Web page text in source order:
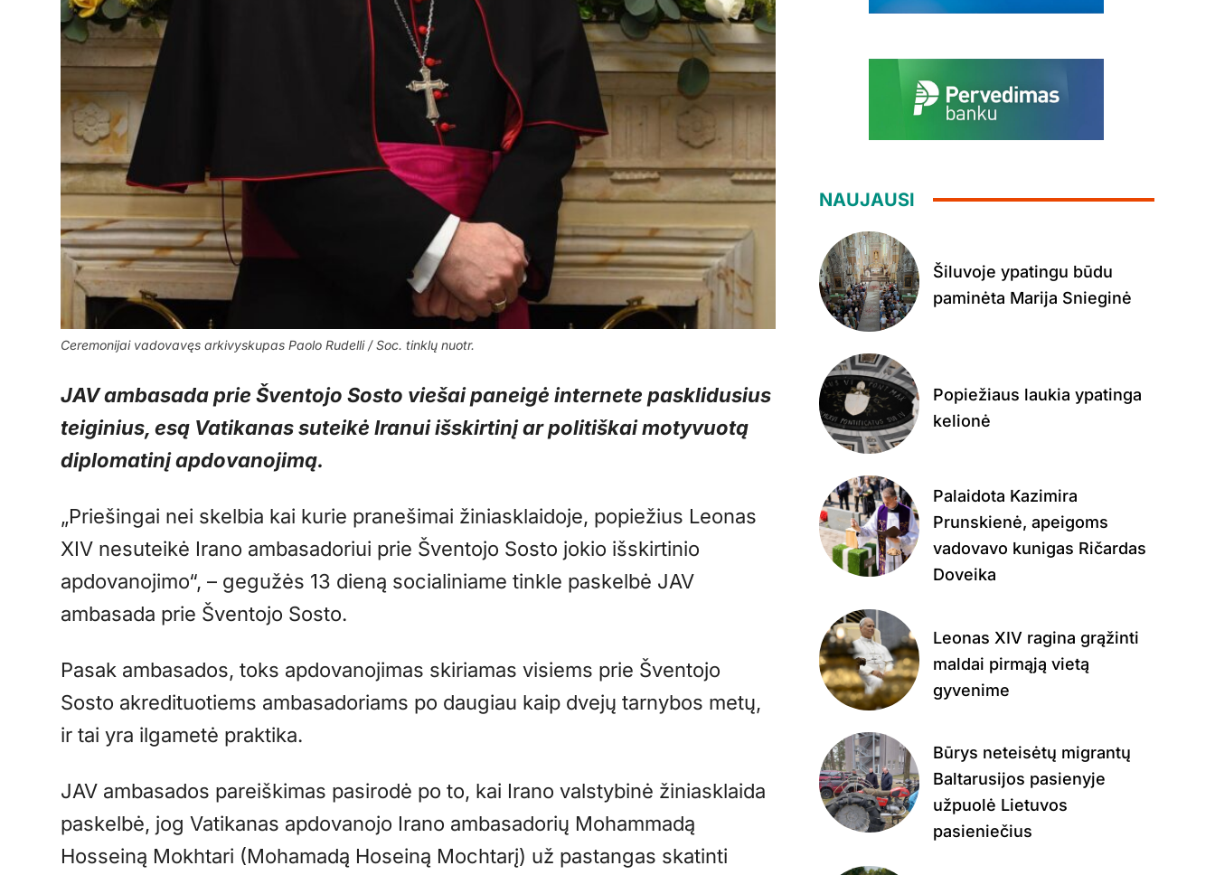
Ceremonijai vadovavęs arkivyskupas Paolo Rudelli / Soc. tinklų nuotr.
JAV ambasada prie Šventojo Sosto viešai paneigė internete pasklidusius
teiginius, esą Vatikanas suteikė Iranui išskirtinį ar politiškai motyvuotą
diplomatinį apdovanojimą.
„Priešingai nei skelbia kai kurie pranešimai žiniasklaidoje, popiežius Leonas
XIV nesuteikė Irano ambasadoriui prie Šventojo Sosto jokio išskirtinio
apdovanojimo“, – gegužės 13 dieną socialiniame tinkle paskelbė JAV
ambasada prie Šventojo Sosto.
Pasak ambasados, toks apdovanojimas skiriamas visiems prie Šventojo
Sosto akredituotiems ambasadoriams po daugiau kaip dvejų tarnybos metų,
ir tai yra ilgametė praktika.
JAV ambasados pareiškimas pasirodė po to, kai Irano valstybinė žiniasklaida
paskelbė, jog Vatikanas apdovanojo Irano ambasadorių Mohammadą
Hosseiną Mokhtari (Mohamadą Hoseiną Mochtarį) už pastangas skatinti
NAUJAUSI
Šiluvoje ypatingu būdu
paminėta Marija Snieginė
Popiežiaus laukia ypatinga
kelionė
Palaidota Kazimira
Prunskienė, apeigoms
vadovavo kunigas Ričardas
Doveika
Leonas XIV ragina grąžinti
maldai pirmąją vietą
gyvenime
Būrys neteisėtų migrantų
Baltarusijos pasienyje
užpuolė Lietuvos
pasieniečius